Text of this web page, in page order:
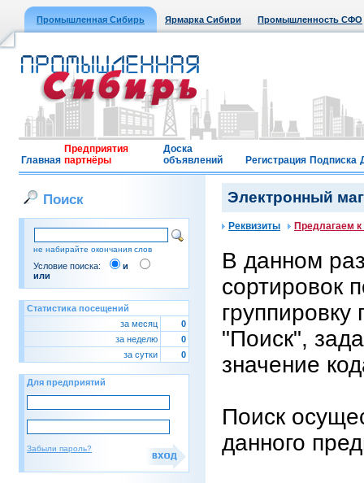
Промышленная Сибирь Ярмарка Сибири Промышленность СФО
Главная
Предприятия
партнёры
Доска
объявлений
Регистрация Подписка
Поиск
не набирайте окончания слов
Условие поиска:
и
или
Статистика посещений
за месяц
0
за неделю
0
за сутки
0
Для предприятий
Забыли пароль?
Электронный
Реквизиты Предлагаем
В данном
сортировок
"Поиск",
значение
Поиск
данного